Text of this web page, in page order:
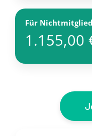
Für
1.155,00